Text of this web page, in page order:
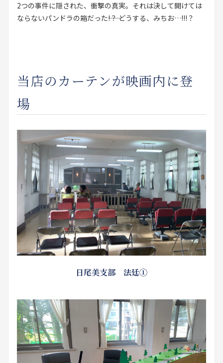
2つの事件に隠された、衝撃の真実。それは決して開けては
ならないパンドラの箱だった――!？ どうする、みちお…!!!？
当店のカーテンが映画内に登
場
日尾美支部 法廷①